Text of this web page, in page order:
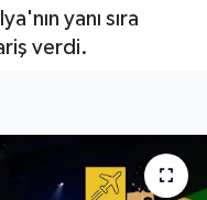
yanı sıra
verdi.